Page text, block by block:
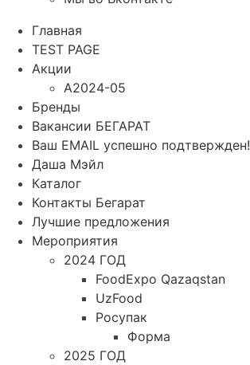
Главная
TEST PAGE
Акции
A2024-05
Бренды
Вакансии БЕГАРАТ
Ваш EMAIL успешно подтвержден!
Даша Мэйл
Каталог
Контакты Бегарат
Лучшие предложения
Мероприятия
2024 ГОД
FoodExpo Qazaqstan
UzFood
Росупак
Форма
2025 ГОД